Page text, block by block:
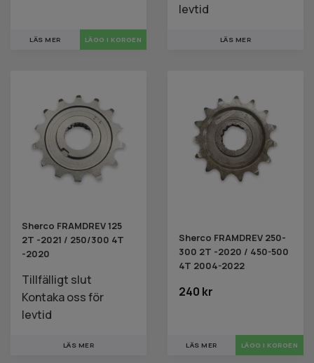
LÄS MER
levtid
LÄS MER
Sherco FRAMDREV 125
2T -2021 / 250/300 4T
-2020
Tillfälligt slut
Kontaka oss för
levtid
LÄS MER
Sherco FRAMDREV 250-
300 2T -2020 / 450-500
4T 2004-2022
240 kr
LÄS MER LÄGG I KORGEN